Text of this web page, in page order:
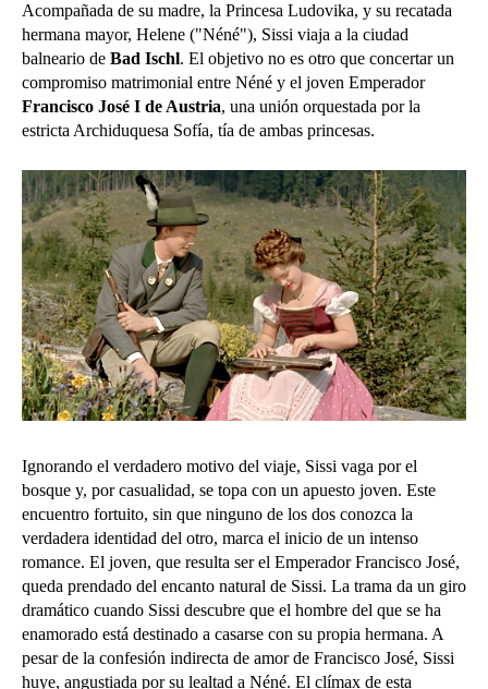
Acompañada de su madre, la Princesa Ludovika, y su recatada
hermana mayor, Helene ("Néné"), Sissi viaja a la ciudad
balneario de Bad Ischl. El objetivo no es otro que concertar un
compromiso matrimonial entre Néné y el joven Emperador
Francisco José I de Austria, una unión orquestada por la
estricta Archiduquesa Sofía, tía de ambas princesas.
Ignorando el verdadero motivo del viaje, Sissi vaga por el
bosque y, por casualidad, se topa con un apuesto joven. Este
encuentro fortuito, sin que ninguno de los dos conozca la
verdadera identidad del otro, marca el inicio de un intenso
romance. El joven, que resulta ser el Emperador Francisco José,
queda prendado del encanto natural de Sissi. La trama da un giro
dramático cuando Sissi descubre que el hombre del que se ha
enamorado está destinado a casarse con su propia hermana. A
pesar de la confesión indirecta de amor de Francisco José, Sissi
huye, angustiada por su lealtad a Néné. El clímax de esta